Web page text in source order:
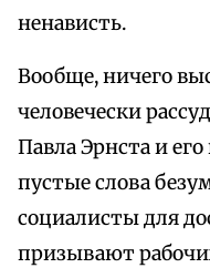
ненависть.
Вообще, ничего
человечески
Павла Эрнста и
пустые слова
социалисты для
призывают